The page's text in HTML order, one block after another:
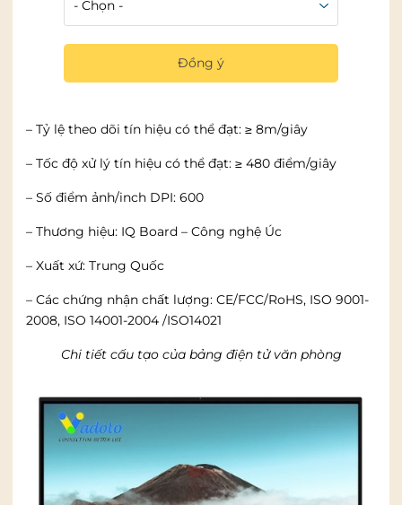
lượng. Phục vụ cho quá trình làm việc.
– Độ phân giải (Ngang x Đứng): 9,600 x 9,600
– Tỷ lệ theo dõi tín hiệu có thể đạt: ≥ 8m/giây
– Tốc độ xử lý tín hiệu có thể đạt: ≥ 480 điểm/giây
– Số điểm ảnh/inch DPI: 600
– Thương hiệu: IQ Board – Công nghệ Úc
– Xuất xứ: Trung Quốc
– Các chứng nhận chất lượng: CE/FCC/RoHS, ISO 9001-
2008, ISO 14001-2004 /ISO14021
Chi tiết cấu tạo của bảng điện tử văn phòng
Đồng ý